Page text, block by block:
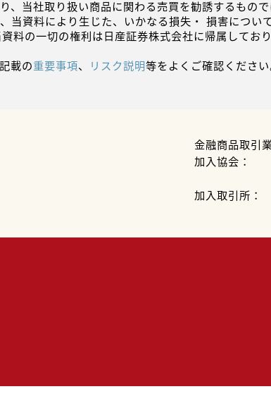
、当社取り扱い商品に関わる売買を勧誘するもの
当資料により生じた、いかなる損失・ 損害につ
料の一切の権利は日産証券株式会社に帰属してお
載の重要事項、 リスク説明等をよくご確認ください
金融商品取引
加入協会：
加入取引所：